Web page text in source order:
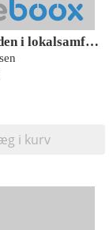
Præstegården i lokalsamfundet
i kurv